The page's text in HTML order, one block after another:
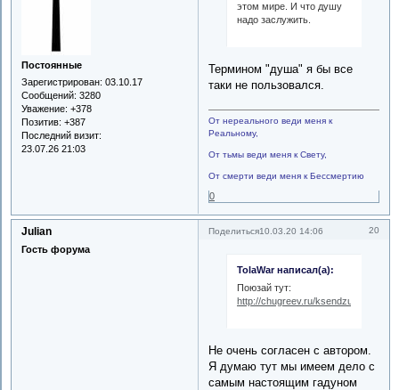
Постоянные
Зарегистрирован: 03.10.17
Сообщений: 3280
Уважение: +378
Позитив: +387
Последний визит:
23.07.26 21:03
этом мире. И что душу
надо заслужить.
Термином "душа" я бы все
таки не пользовался.
От нереального веди меня к
Реальному,
От тьмы веди меня к Свету,
От смерти веди меня к Бессмертию
0
Поделиться 20
10.03.20 14:06
Julian
Гость форума
TolaWar написал(а):
Поюзай тут:
http://chugreev.ru/ksendzuk/
Не очень согласен с автором.
Я думаю тут мы имеем дело с
самым настоящим гадуном